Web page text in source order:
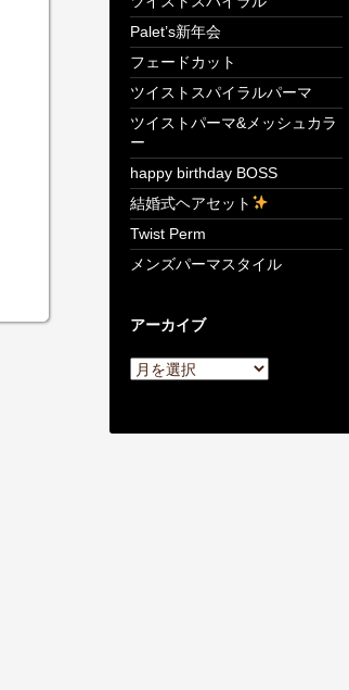
Palet’s新年会
フェードカット
ツイストスパイラルパーマ
ツイストパーマ&メッシュカラ
ー
happy birthday BOSS
結婚式ヘアセット
Twist Perm
メンズパーマスタイル
アーカイブ
ア
ー